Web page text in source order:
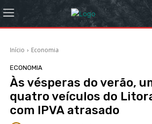
Início Economia
ECONOMIA
Às vésperas do verão,
quatro veículos do
com IPVA atrasado